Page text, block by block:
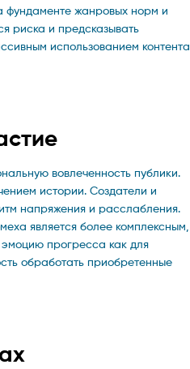
фундаменте жанровых норм и
риска и предсказывать
использованием контента,
вовлеченность публики.
истории. Создатели и
напряжения и расслабления.
является более комплексным,
прогресса как для
обработать приобретенные